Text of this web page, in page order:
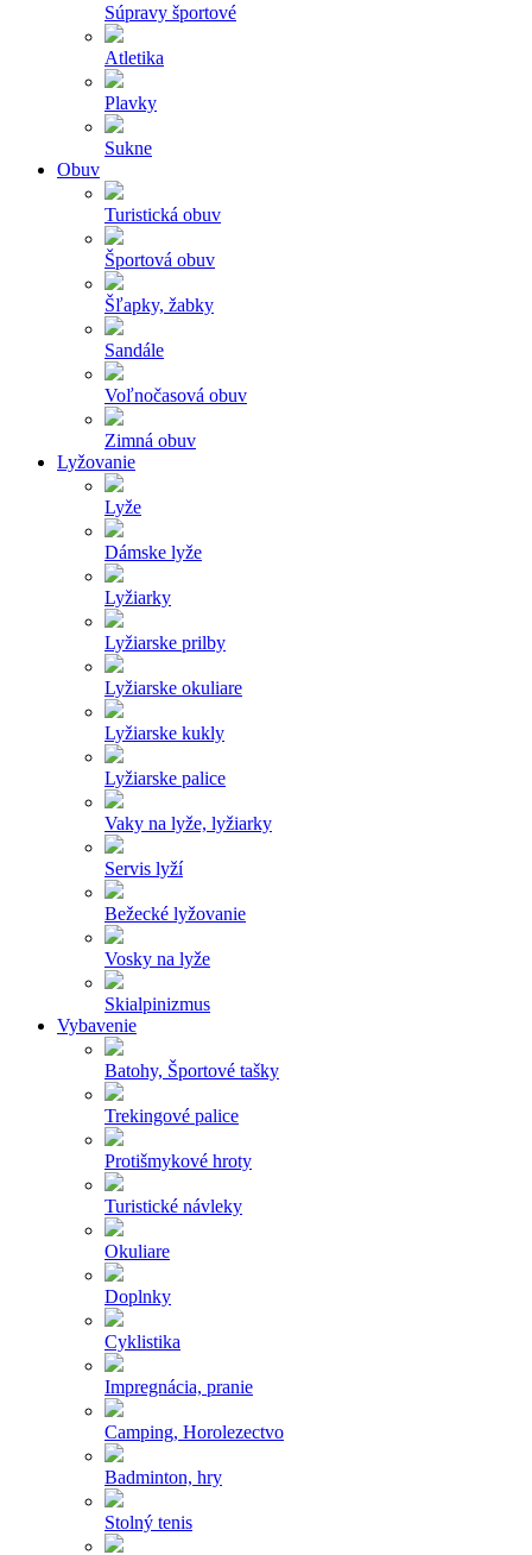
Súpravy športové
Atletika
Plavky
Sukne
Obuv
Turistická obuv
Športová obuv
Šľapky, žabky
Sandále
Voľnočasová obuv
Zimná obuv
Lyžovanie
Lyže
Dámske lyže
Lyžiarky
Lyžiarske prilby
Lyžiarske okuliare
Lyžiarske kukly
Lyžiarske palice
Vaky na lyže, lyžiarky
Servis lyží
Bežecké lyžovanie
Vosky na lyže
Skialpinizmus
Vybavenie
Batohy, Športové tašky
Trekingové palice
Protišmykové hroty
Turistické návleky
Okuliare
Doplnky
Cyklistika
Impregnácia, pranie
Camping, Horolezectvo
Badminton, hry
Stolný tenis